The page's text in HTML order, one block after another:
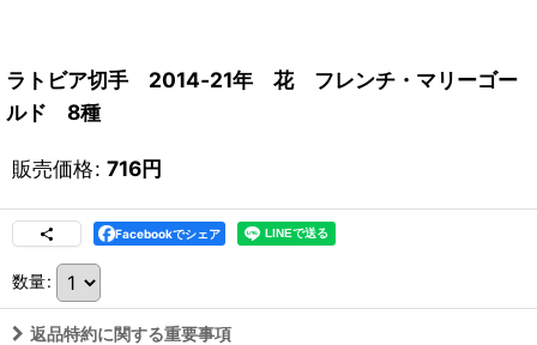
ラトビア切手 2014‐21年 花 フレンチ・マリーゴー
ルド 8種
販売価格: 716円
Facebookでシェア
数量:
返品特約に関する重要事項